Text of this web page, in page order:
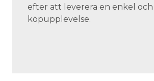
efter att leverera en enkel och
köpupplevelse.